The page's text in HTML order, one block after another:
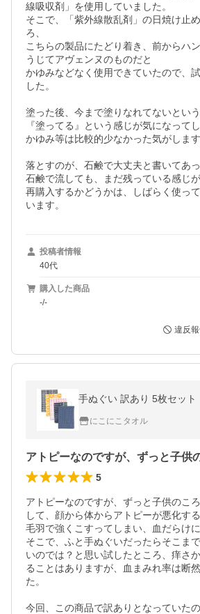
線吸収剤」を使用していました。
そこで、「紫外線散乱剤」の日焼け止
ろ、
こちらの製品にたどり着き、前からハ
うじてアヴェンヌのものだと
かゆみなどなく使用できていたので、
した。
塗った後、今まで塗りなれてないとい
『塗ってる』という感じが気になって
かゆみ等は比較的少なかった気がします
落とすのが、石鹸で大丈夫と書いてあっ
石鹸で流しても、まだ残っている感じが
再購入するかどうかは、しばらく使っ
います。
投稿者情報
40代
購入した商品
-/-
違反
手ぬぐい 訳あり 5枚セット
にこにこタオル
5
アトピーなのですが、ずっと子供のこ
して、顔から体からアトピーが悪化す
毛羽で強くこすってしまい、血だらけに
そこで、ふと手ぬぐいだったらそこま
いのでは？と思い試したところ、痒さ
ることはありますが、血まみれ率は断
た。
今回、この商品で訳ありとなっていた